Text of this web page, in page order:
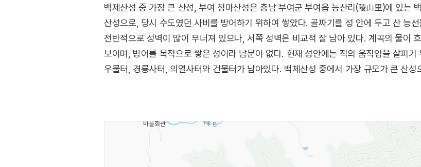
백제산성 중 가장 큰 산성, 부여 청마산성은 충남 부여군 부여읍 능산리(陵山里)에 있는
산성으로, 당시 수도였던 사비를 방어하기 위하여 쌓았다. 골짜기를 성 안에 두고 산 능
전반적으로 성벽이 많이 무너져 있으나, 서쪽 성벽은 비교적 잘 남아 있다. 계곡의 물이
보이며, 방어를 목적으로 쌓은 성이라 남문이 없다. 현재 성안에는 적의 움직임을 살피
우물터, 경룡사터, 의열사터와 건물터가 남아있다. 백제산성 중에서 가장 규모가 큰 산성